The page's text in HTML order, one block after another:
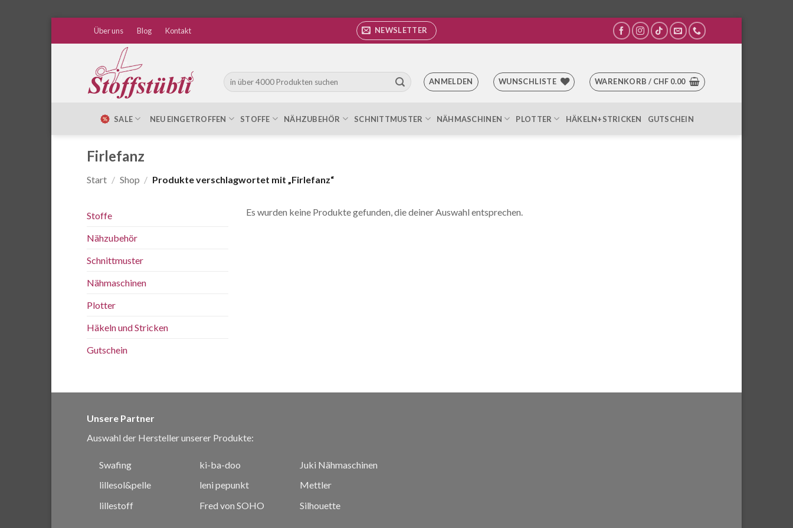
Über uns Blog Kontakt NEWSLETTER
Suche
nach:
ANMELDEN WUNSCHLISTE WARENKORB / CHF 0.00
SALE NEU EINGETROFFEN STOFFE NÄHZUBEHÖR SCHNITTMUSTER NÄHMASCHINEN PLOTTER HÄKELN+STRICKEN GUTSCHEIN
Firlefanz
Start / Shop / Produkte verschlagwortet mit „Firlefanz“
Stoffe
Nähzubehör
Schnittmuster
Nähmaschinen
Plotter
Häkeln und Stricken
Gutschein
Es wurden keine Produkte gefunden, die deiner Auswahl entsprechen.
Unsere Partner
Auswahl der Hersteller unserer Produkte:
Swafing
lillesol&pelle
lillestoff
ki-ba-doo
leni pepunkt
Fred von SOHO
Juki Nähmaschinen
Mettler
Silhouette